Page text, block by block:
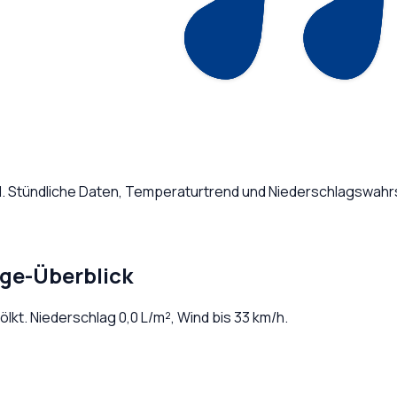
. Stündliche Daten, Temperaturtrend und
Überblick
. Niederschlag0,0L/m², Wind bis33km/h.